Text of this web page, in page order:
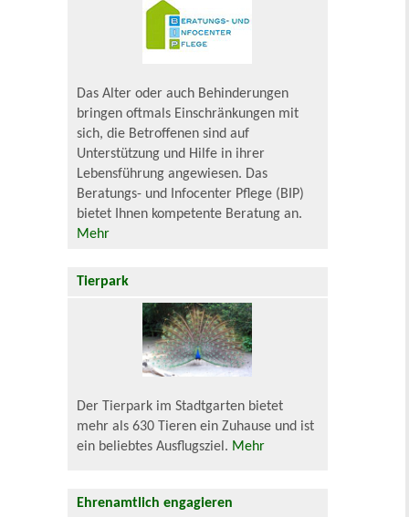
Das Alter oder auch Behinderungen
bringen oftmals Einschränkungen mit
sich, die Betroffenen sind auf
Unterstützung und Hilfe in ihrer
Lebensführung angewiesen. Das
Beratungs- und Infocenter Pflege (BIP)
bietet Ihnen kompetente Beratung an.
Mehr
Tierpark
Der Tierpark im Stadtgarten bietet
mehr als 630 Tieren ein Zuhause und ist
ein beliebtes Ausflugsziel. Mehr
Ehrenamtlich engagieren